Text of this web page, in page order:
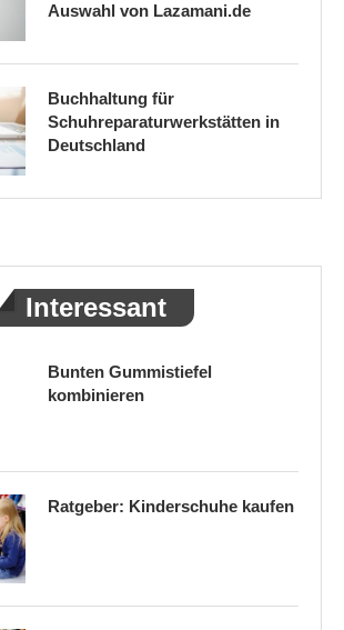
Auswahl von Lazamani.de
Buchhaltung für
Schuhreparaturwerkstätten in
Deutschland
Interessant
Bunten Gummistiefel
kombinieren
Ratgeber: Kinderschuhe kaufen